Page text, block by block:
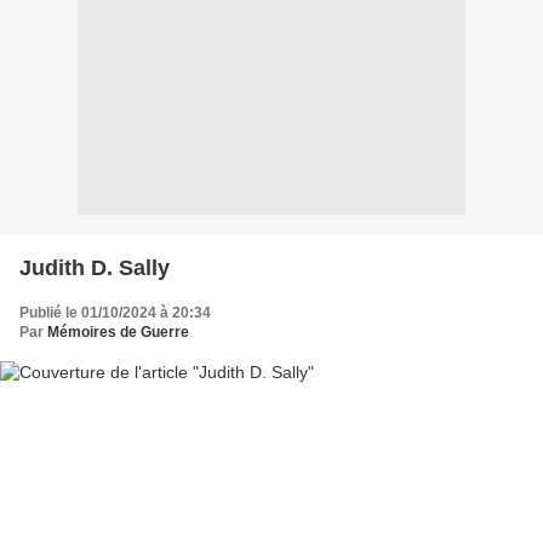
Judith D. Sally
Publié le 01/10/2024 à 20:34
Par Mémoires de Guerre